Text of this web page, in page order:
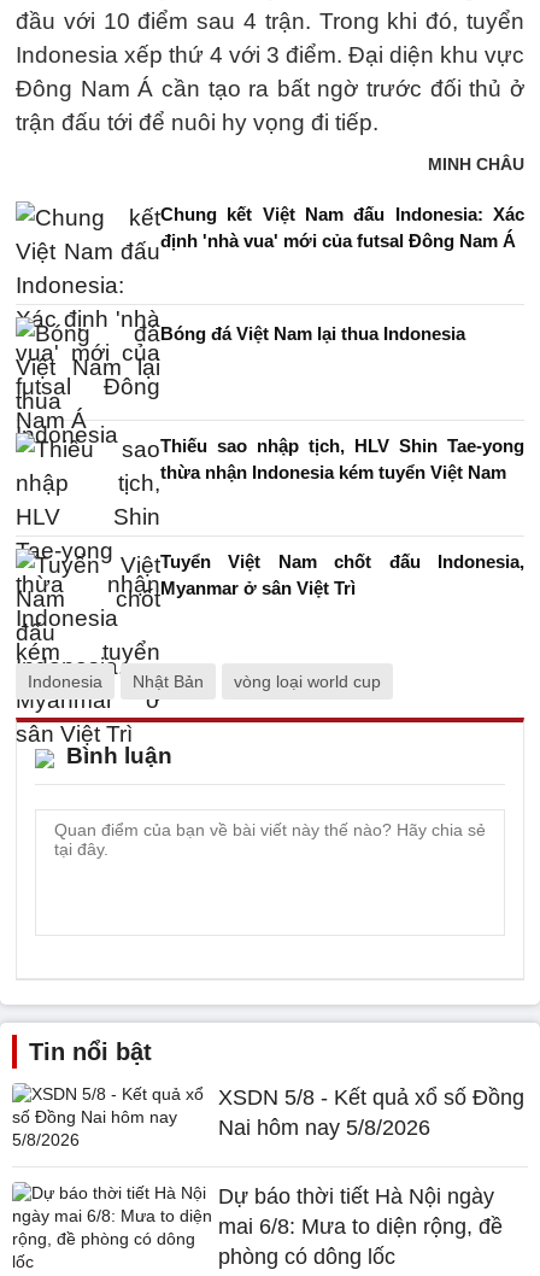
đầu với 10 điểm sau 4 trận. Trong khi đó, tuyển
Indonesia xếp thứ 4 với 3 điểm. Đại diện khu vực
Đông Nam Á cần tạo ra bất ngờ trước đối thủ ở
trận đấu tới để nuôi hy vọng đi tiếp.
MINH CHÂU
Chung kết Việt Nam đấu Indonesia: Xác
định 'nhà vua' mới của futsal Đông Nam Á
Bóng đá Việt Nam lại thua Indonesia
Thiếu sao nhập tịch, HLV Shin Tae-yong
thừa nhận Indonesia kém tuyển Việt Nam
Tuyển Việt Nam chốt đấu Indonesia,
Myanmar ở sân Việt Trì
Indonesia Nhật Bản vòng loại world cup
Bình luận
Tin nổi bật
XSDN 5/8 - Kết quả xổ số Đồng
Nai hôm nay 5/8/2026
Dự báo thời tiết Hà Nội ngày
mai 6/8: Mưa to diện rộng, đề
phòng có dông lốc